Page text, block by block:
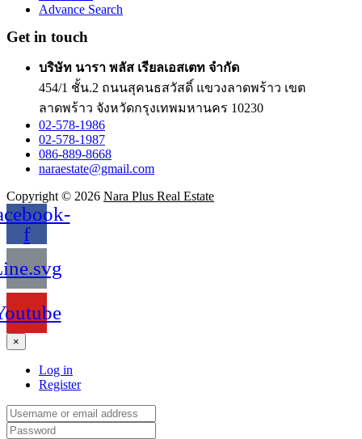
Advance Search
Get in touch
บริษัท นารา พลัส เรียลเอสเตท จำกัด
454/1 ชั้น.2 ถนนสุคนธสวัสดิ์ แขวงลาดพร้าว เขต
ลาดพร้าว จังหวัดกรุงเทพมหานคร 10230
02-578-1986
02-578-1987
086-889-8668
naraestate@gmail.com
Copyright © 2026 Nara Plus Real Estate
f
×
Log in
Register